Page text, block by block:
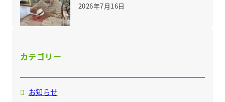
2026年7月16日
カテゴリー
お知らせ